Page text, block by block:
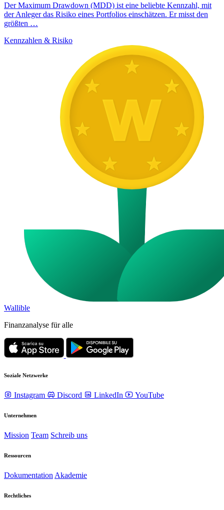
Der Maximum Drawdown (MDD) ist eine beliebte Kennzahl, mit
der Anleger das Risiko eines Portfolios einschätzen. Er misst den
größten …
Kennzahlen & Risiko
Wallible
Finanzanalyse für alle
Soziale Netzwerke
Instagram Discord LinkedIn YouTube
Unternehmen
Mission Team Schreib uns
Ressourcen
Dokumentation Akademie
Rechtliches